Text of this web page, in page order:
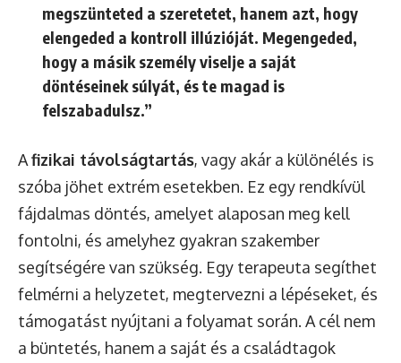
megszünteted a szeretetet, hanem azt, hogy
elengeded a kontroll illúzióját. Megengeded,
hogy a másik személy viselje a saját
döntéseinek súlyát, és te magad is
felszabadulsz.”
Afizikai távolságtartás, vagy akár a különélés is
szóba jöhet extrém esetekben. Ez egy rendkívül
fájdalmas döntés, amelyet alaposan meg kell
fontolni, és amelyhez gyakran szakember
segítségére van szükség. Egy terapeuta segíthet
felmérni a helyzetet, megtervezni a lépéseket, és
támogatást nyújtani a folyamat során. A cél nem
a büntetés, hanem a saját és a családtagok